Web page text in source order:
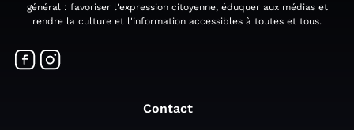
général : favoriser l'expression citoyenne, éduquer aux médias et
rendre la culture et l'information accessibles à toutes et tous.
Contact